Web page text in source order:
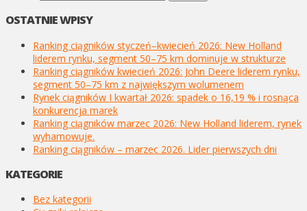
OSTATNIE WPISY
Ranking ciągników styczeń–kwiecień 2026: New Holland
liderem rynku, segment 50–75 km dominuje w strukturze
Ranking ciągników kwiecień 2026: John Deere liderem rynku,
segment 50–75 km z największym wolumenem
Rynek ciągników I kwartał 2026: spadek o 16,19 % i rosnąca
konkurencja marek
Ranking ciągników marzec 2026: New Holland liderem, rynek
wyhamowuje.
Ranking ciągników – marzec 2026. Lider pierwszych dni
KATEGORIE
Bez kategorii